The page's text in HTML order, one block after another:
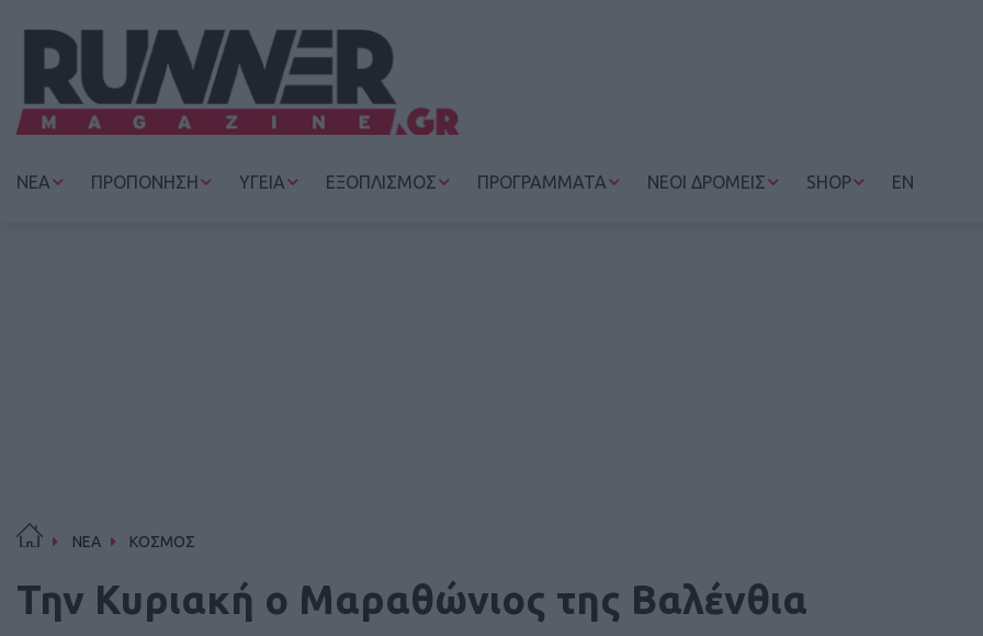
ΝΕΑ ΠΡΟΠΟΝΗΣΗ ΥΓΕΙΑ ΕΞΟΠΛΙΣΜΟΣ ΠΡΟΓΡΑΜΜΑΤΑ ΝΕΟΙ ΔΡΟΜΕΙΣ SHOP EN
ΝΕΑ ΚΟΣΜΟΣ
Την Κυριακή ο Μαραθώνιος της Βαλένθια